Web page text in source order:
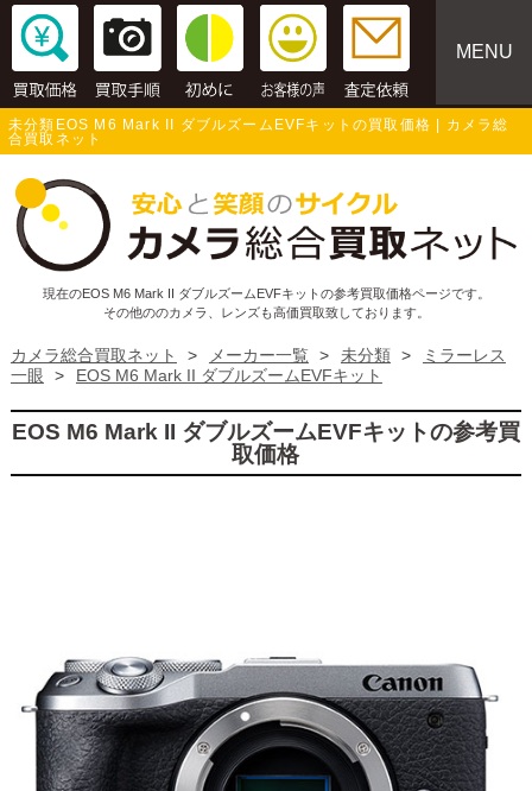
MENU
未分類EOS M6 Mark II ダブルズームEVFキットの買取価格 | カメラ総
合買取ネット
現在のEOS M6 Mark II ダブルズームEVFキットの参考買取価格ページです。
その他ののカメラ、レンズも高価買取致しております。
カメラ総合買取ネット > メーカー一覧 > 未分類 >
ミラーレス
一眼
> EOS M6 Mark II ダブルズームEVFキット
EOS M6 Mark II ダブルズームEVFキットの参考買
取価格